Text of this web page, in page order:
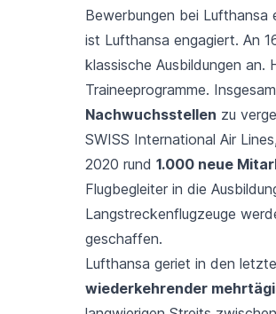
Bewerbungen bei Lufthansa
ist Lufthansa engagiert. An
klassische Ausbildungen an.
Traineeprogramme.
Nachwuchsstellen zu
SWISS International Air
2020 rund 1.000 neue
Flugbegleiter in die
Langstreckenflugzeuge
geschaffen.
Lufthansa geriet in den
wiederkehrender